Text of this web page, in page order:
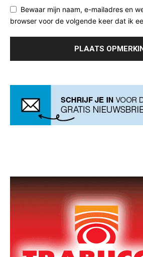
Bewaar mijn naam, e-mailadres en
browser voor de volgende keer dat ik